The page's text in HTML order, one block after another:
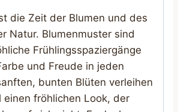
die Zeit der Blumen und des
Natur. Blumenmuster sind
Frühlingsspaziergänge
und Freude in jeden
bunten Blüten verleihen
einen fröhlichen Look, der